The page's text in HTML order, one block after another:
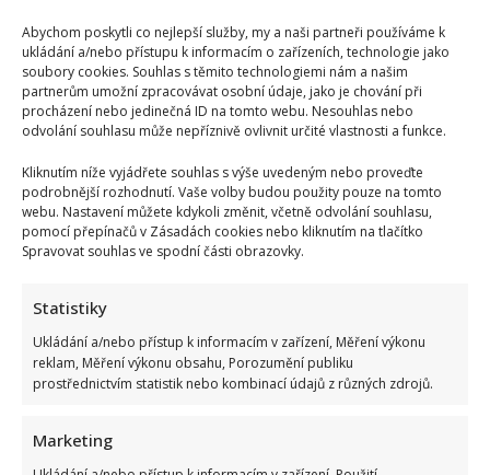
Abychom poskytli co nejlepší služby, my a naši partneři používáme k
ukládání a/nebo přístupu k informacím o zařízeních, technologie jako
soubory cookies. Souhlas s těmito technologiemi nám a našim
partnerům umožní zpracovávat osobní údaje, jako je chování při
procházení nebo jedinečná ID na tomto webu. Nesouhlas nebo
odvolání souhlasu může nepříznivě ovlivnit určité vlastnosti a funkce.
Kliknutím níže vyjádřete souhlas s výše uvedeným nebo proveďte
podrobnější rozhodnutí. Vaše volby budou použity pouze na tomto
webu. Nastavení můžete kdykoli změnit, včetně odvolání souhlasu,
pomocí přepínačů v Zásadách cookies nebo kliknutím na tlačítko
Spravovat souhlas ve spodní části obrazovky.
Statistiky
Ukládání a/nebo přístup k informacím v zařízení, Měření výkonu
reklam, Měření výkonu obsahu, Porozumění publiku
prostřednictvím statistik nebo kombinací údajů z různých zdrojů.
Marketing
normalizace ukáže, kdo má dobrou paměť